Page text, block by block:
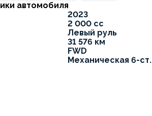
автомобиля
2023
2 000 cc
Левый руль
31 576 км
FWD
Механическая 6-ст.